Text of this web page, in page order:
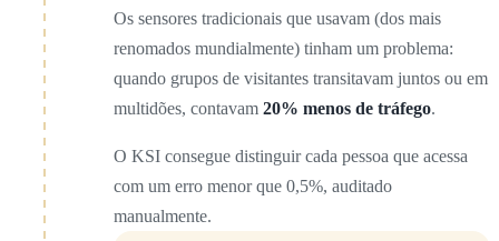
Os sensores tradicionais que usavam (dos mais
renomados mundialmente) tinham um problema:
quando grupos de visitantes transitavam juntos ou em
multidões, contavam 20% menos de tráfego.
O KSI consegue distinguir cada pessoa que acessa
com um erro menor que 0,5%, auditado
manualmente.